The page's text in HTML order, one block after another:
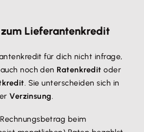
Lieferantenkredit
für dich nicht infrage,
noch den Ratenkredit oder
. Sie unterscheiden sich in
Verzinsung.
beim